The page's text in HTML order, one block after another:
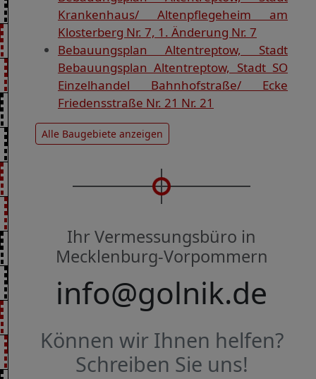
Krankenhaus/ Altenpflegeheim am
Klosterberg Nr. 7, 1. Änderung Nr. 7
Bebauungsplan Altentreptow, Stadt
Bebauungsplan Altentreptow, Stadt SO
Einzelhandel Bahnhofstraße/ Ecke
Friedensstraße Nr. 21 Nr. 21
Alle Baugebiete anzeigen
Ihr Vermessungsbüro in
Mecklenburg-Vorpommern
info@golnik.de
Können wir Ihnen helfen?
Schreiben Sie uns!